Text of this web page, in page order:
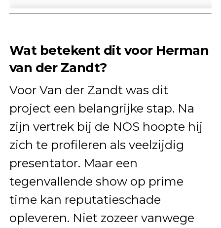
Wat betekent dit voor Herman
van der Zandt?
Voor Van der Zandt was dit
project een belangrijke stap. Na
zijn vertrek bij de NOS hoopte hij
zich te profileren als veelzijdig
presentator. Maar een
tegenvallende show op prime
time kan reputatieschade
opleveren. Niet zozeer vanwege